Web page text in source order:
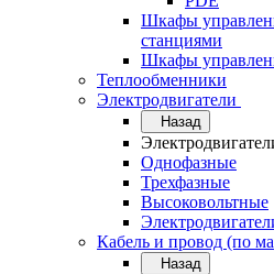
Шкафы
станциями
Шкафы
Теплообменники
Электродвигатели
Назад
Однофазные
Трехфазные
Высоковольтные
Кабель и провод (по
Назад